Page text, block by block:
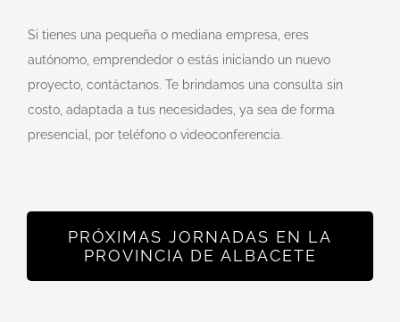
Si tienes una pequeña o mediana empresa, eres
autónomo, emprendedor o estás iniciando un nuevo
proyecto, contáctanos. Te brindamos una consulta sin
costo, adaptada a tus necesidades, ya sea de forma
presencial, por teléfono o videoconferencia.
PRÓXIMAS JORNADAS EN LA
PROVINCIA DE ALBACETE